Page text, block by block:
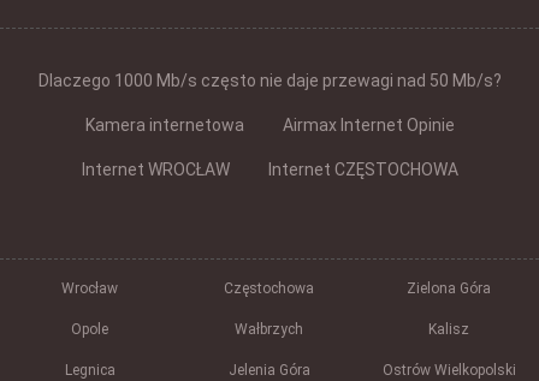
Dlaczego 1000 Mb/s często nie daje przewagi nad 50 Mb/s?
Kamera internetowa Airmax Internet Opinie
Internet WROCŁAW Internet CZĘSTOCHOWA
Wrocław Częstochowa Zielona Góra
Opole Wałbrzych Kalisz
Legnica Jelenia Góra Ostrów Wielkopolski